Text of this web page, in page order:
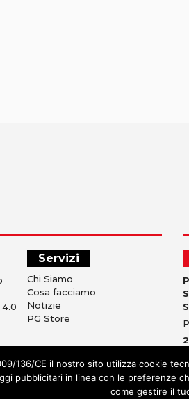
Servizi
Chi Siamo
Cosa facciamo
Notizie
PG Store
136/CE il nostro sito utilizza cookie
pubblicitari in linea con le preferenze
come gestire il